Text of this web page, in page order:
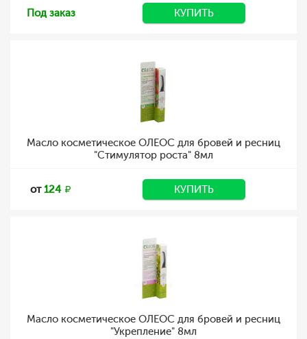
Под заказ КУПИТЬ
Масло косметическое ОЛЕОС для бровей и ресниц
"Стимулятор роста" 8мл
от124 КУПИТЬ
Масло косметическое ОЛЕОС для бровей и ресниц
"Укрепление" 8мл